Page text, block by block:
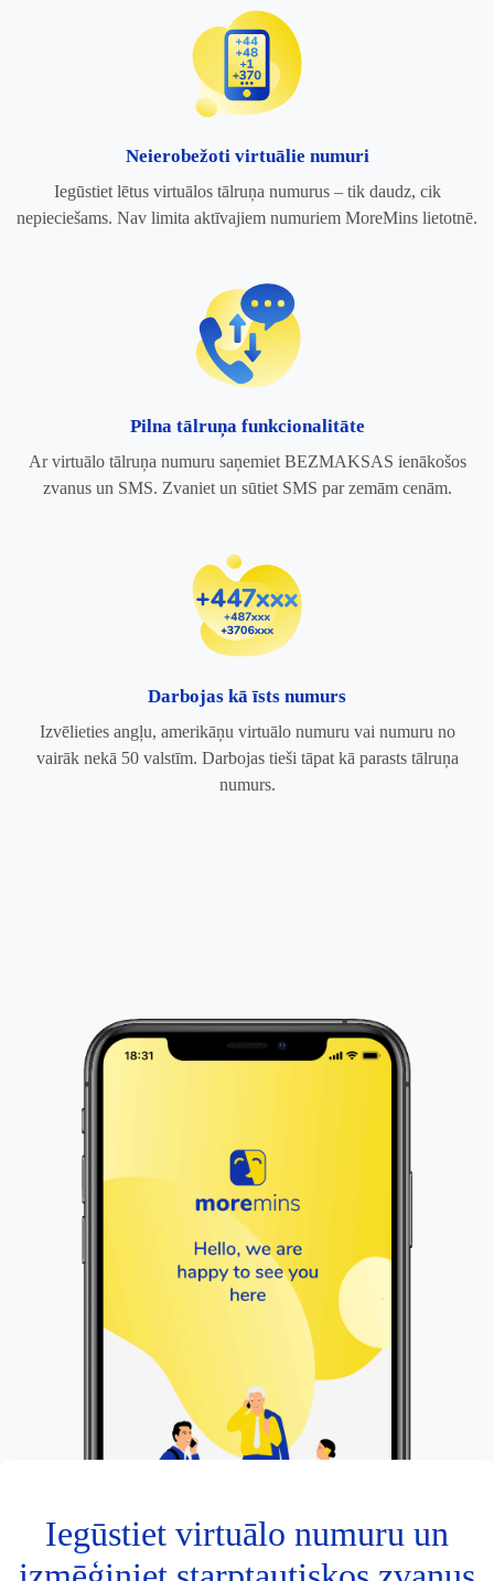
Neierobežoti virtuālie numuri
Iegūstiet lētus virtuālos tālruņa numurus – tik daudz, cik
nepieciešams. Nav limita aktīvajiem numuriem MoreMins lietotnē.
Pilna tālruņa funkcionalitāte
Ar virtuālo tālruņa numuru saņemiet BEZMAKSAS ienākošos
zvanus un SMS. Zvaniet un sūtiet SMS par zemām cenām.
Darbojas kā īsts numurs
Izvēlieties angļu, amerikāņu virtuālo numuru vai numuru no
vairāk nekā 50 valstīm. Darbojas tieši tāpat kā parasts tālruņa
numurs.
Iegūstiet virtuālo numuru un